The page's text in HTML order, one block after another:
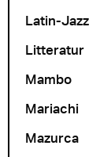
Latin-Jazz
Litteratur
Mambo
Mariachi
Mazurca